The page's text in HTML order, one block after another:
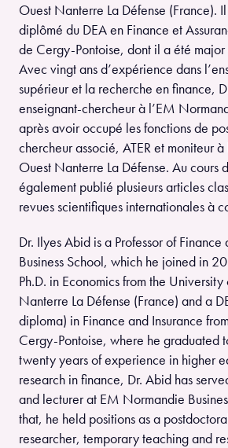
Ouest Nanterre La Défense (France).
diplômé du DEA en Finance et
de Cergy-Pontoise, dont il a été
Avec vingt ans d’expérience dans
supérieur et la recherche en finance,
enseignant-chercheur à l’EM
après avoir occupé les fonctions de
chercheur associé, ATER et moniteur à
Ouest Nanterre La Défense. Au cours
également publié plusieurs articles
revues scientifiques internationales à
Dr. Ilyes Abid is a Professor of Finance
Business School, which he joined in
Ph.D. in Economics from the University
Nanterre La Défense (France) and a
diploma) in Finance and Insurance
Cergy-Pontoise, where he graduated
twenty years of experience in higher
research in finance, Dr. Abid has
and lecturer at EM Normandie
that, he held positions as a
researcher, temporary teaching and